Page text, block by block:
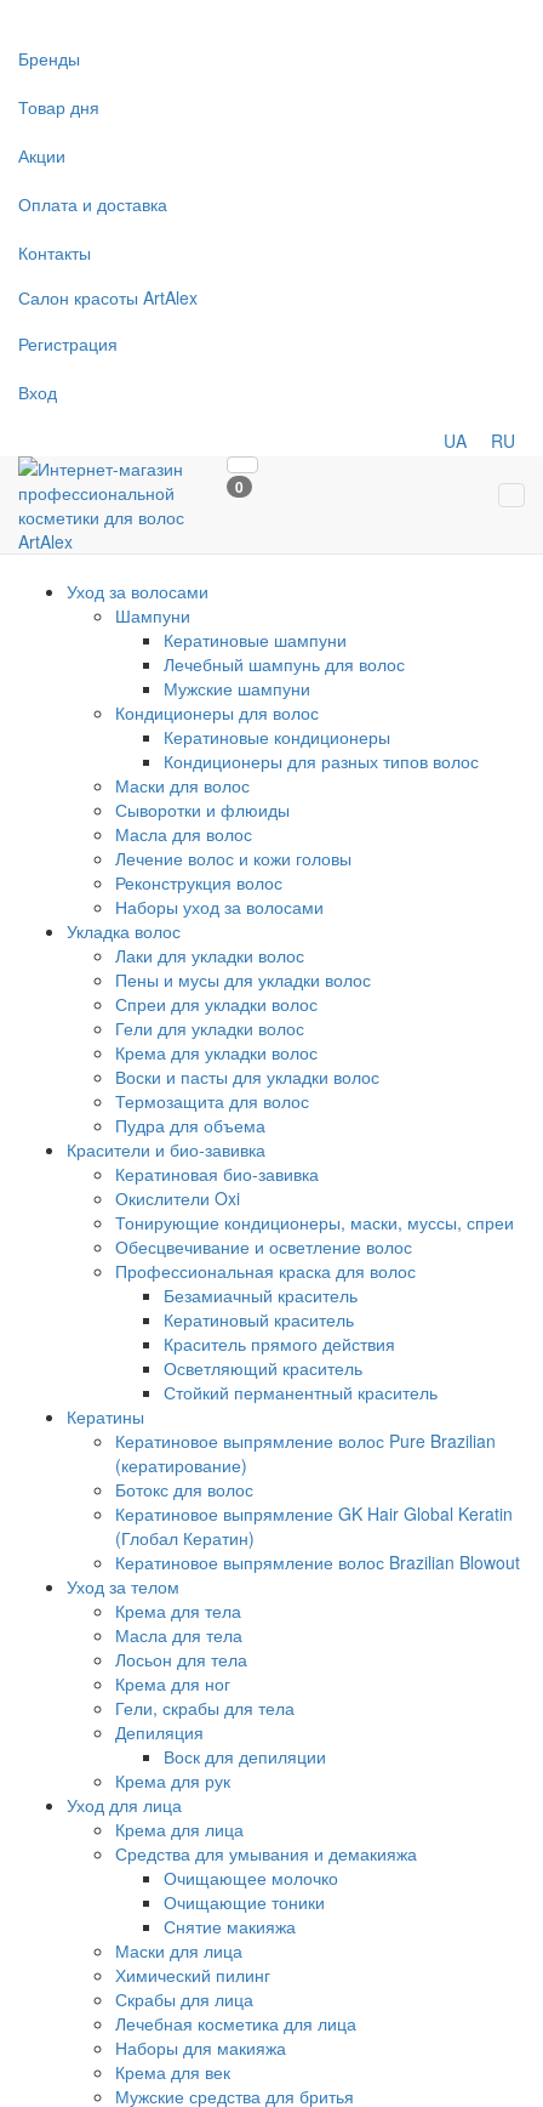
Бренды
Товар дня
Акции
Оплата и доставка
Контакты
Салон красоты ArtAlex
Регистрация
Вход
UA RU
0
Уход за волосами
Шампуни
Кератиновые шампуни
Лечебный шампунь для волос
Мужские шампуни
Кондиционеры для волос
Кератиновые кондиционеры
Кондиционеры для разных типов волос
Маски для волос
Сыворотки и флюиды
Масла для волос
Лечение волос и кожи головы
Реконструкция волос
Наборы уход за волосами
Укладка волос
Лаки для укладки волос
Пены и мусы для укладки волос
Спреи для укладки волос
Гели для укладки волос
Крема для укладки волос
Воски и пасты для укладки волос
Термозащита для волос
Пудра для объема
Красители и био-завивка
Кератиновая био-завивка
Окислители Oxi
Тонирующие кондиционеры, маски, муссы, спреи
Обесцвечивание и осветление волос
Профессиональная краска для волос
Безамиачный краситель
Кератиновый краситель
Краситель прямого действия
Осветляющий краситель
Стойкий перманентный краситель
Кератины
Кератиновое выпрямление волос Pure Brazilian
(кератирование)
Ботокс для волос
Кератиновое выпрямление GK Hair Global Keratin
(Глобал Кератин)
Кератиновое выпрямление волос Brazilian Blowout
Уход за телом
Крема для тела
Масла для тела
Лосьон для тела
Крема для ног
Гели, скрабы для тела
Депиляция
Воск для депиляции
Крема для рук
Уход для лица
Крема для лица
Средства для умывания и демакияжа
Очищающее молочко
Очищающие тоники
Снятие макияжа
Маски для лица
Химический пилинг
Скрабы для лица
Лечебная косметика для лица
Наборы для макияжа
Крема для век
Мужские средства для бритья